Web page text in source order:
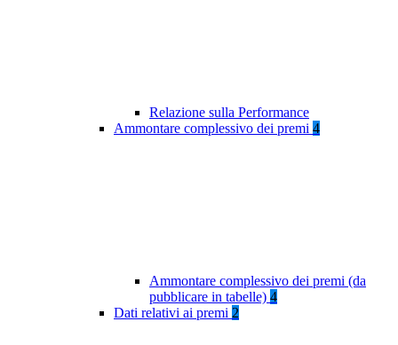
Relazione sulla Performance
Ammontare complessivo dei premi 4
Ammontare complessivo dei premi (da
pubblicare in tabelle) 4
Dati relativi ai premi 2